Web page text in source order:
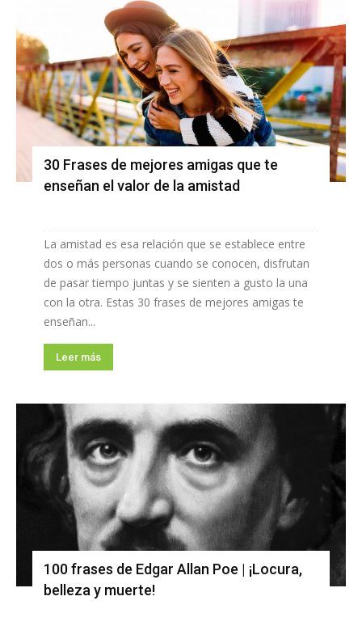
30 Frases de mejores amigas que te
enseñan el valor de la amistad
La amistad es esa relación que se establece entre
dos o más personas cuando se conocen, disfrutan
de pasar tiempo juntas y se sienten a gusto la una
con la otra. Estas 30 frases de mejores amigas te
enseñan...
Leer más
100 frases de Edgar Allan Poe | ¡Locura,
belleza y muerte!